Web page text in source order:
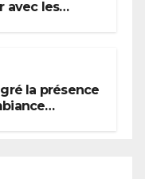
avec les
la présence